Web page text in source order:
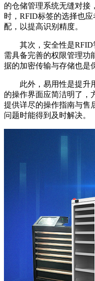
的仓储管理系统无缝对接
时，RFID标签的选择也
配，以提高识别精度。
其次，安全性是RFID
需具备完善的权限管理功
据的加密传输与存储也是
此外，易用性是提升用
的操作界面应简洁明了，
提供详尽的操作指南与售
问题时能得到及时解决。